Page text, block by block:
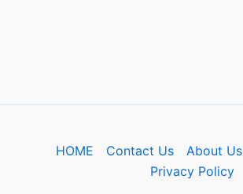
HOME Contact Us About Us
Privacy Policy